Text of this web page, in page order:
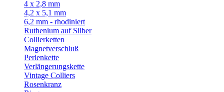
4 x 2,8 mm
4,2 x 5,1 mm
6,2 mm - rhodiniert
Ruthenium auf Silber
Collierketten
Magnetverschluß
Perlenkette
Verlängerungskette
Vintage Colliers
Rosenkranz